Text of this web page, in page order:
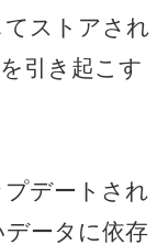
ストアされ
引き起こす
デートされ
ータに依存